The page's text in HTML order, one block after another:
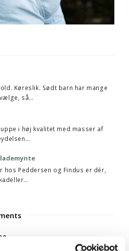
Køreslik. Sødt barn har mange
så…
i høj kvalitet med masser af
hos Peddersen og Findus er dér,